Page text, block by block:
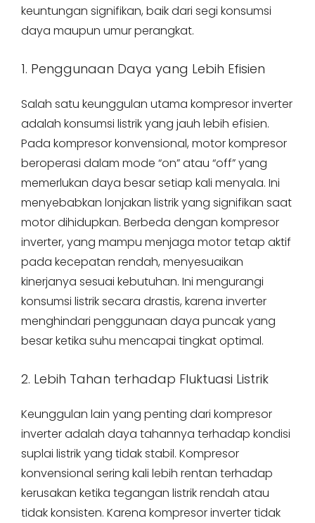
keuntungan signifikan, baik dari segi konsumsi
daya maupun umur perangkat.
1. Penggunaan Daya yang Lebih Efisien
Salah satu keunggulan utama kompresor inverter
adalah konsumsi listrik yang jauh lebih efisien.
Pada kompresor konvensional, motor kompresor
beroperasi dalam mode “on” atau “off” yang
memerlukan daya besar setiap kali menyala. Ini
menyebabkan lonjakan listrik yang signifikan saat
motor dihidupkan. Berbeda dengan kompresor
inverter, yang mampu menjaga motor tetap aktif
pada kecepatan rendah, menyesuaikan
kinerjanya sesuai kebutuhan. Ini mengurangi
konsumsi listrik secara drastis, karena inverter
menghindari penggunaan daya puncak yang
besar ketika suhu mencapai tingkat optimal.
2. Lebih Tahan terhadap Fluktuasi Listrik
Keunggulan lain yang penting dari kompresor
inverter adalah daya tahannya terhadap kondisi
suplai listrik yang tidak stabil. Kompresor
konvensional sering kali lebih rentan terhadap
kerusakan ketika tegangan listrik rendah atau
tidak konsisten. Karena kompresor inverter tidak